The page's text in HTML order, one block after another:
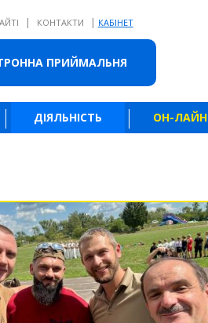
ПРИЙМАЛЬНЯ
сайту
| КОНТАКТИ | КАБІНЕТ
ДІЯЛЬНІСТЬ ОН-ЛАЙН